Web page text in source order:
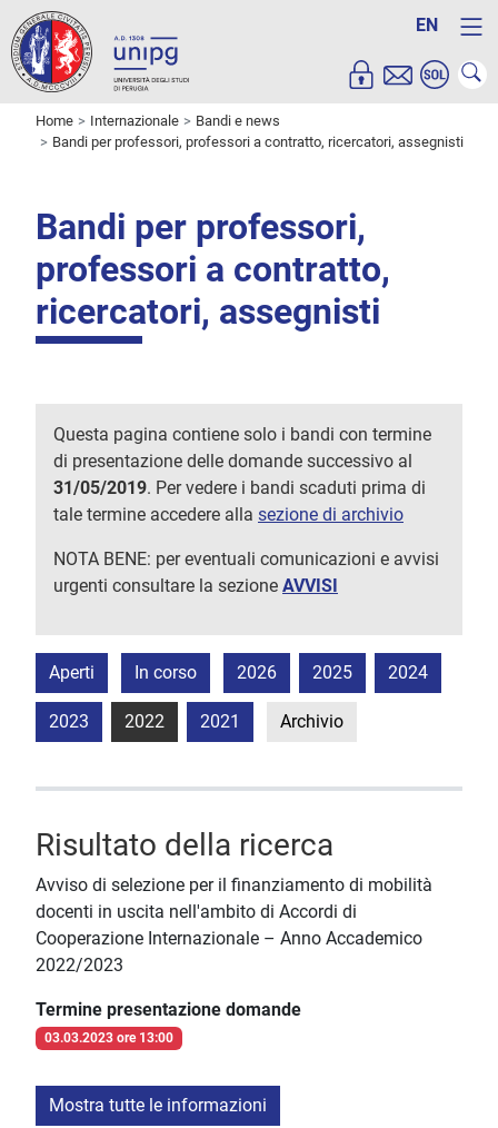
EN
Home Internazionale
Bandi e news
Bandi per professori, professori a contratto, ricercatori, assegnisti
Bandi per professori,
professori a contratto,
ricercatori, assegnisti
Questa pagina contiene solo i bandi con termine
di presentazione delle domande successivo al
31/05/2019. Per vedere i bandi scaduti prima di
tale termine accedere alla sezione di archivio
NOTA BENE: per eventuali comunicazioni e avvisi
urgenti consultare la sezione AVVISI
Aperti In corso 2026 2025 2024
2023 2022 2021 Archivio
Risultato della ricerca
Avviso di selezione per il finanziamento di mobilità
docenti in uscita nell'ambito di Accordi di
Cooperazione Internazionale – Anno Accademico
2022/2023
Termine presentazione domande
03.03.2023 ore 13:00
Mostra tutte le informazioni